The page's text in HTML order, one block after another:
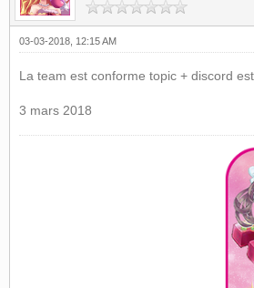
03-03-2018, 12:15 AM
La team est conforme topic + discord
3 mars 2018